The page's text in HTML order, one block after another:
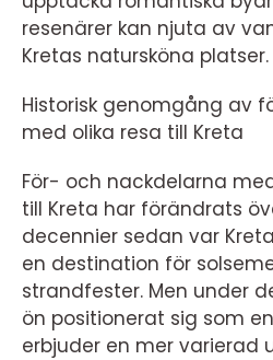
resenärer kan njuta av
Kretas natursköna platser.
Historisk genomgång av
med olika resa till Kreta
För- och nackdelarna
till Kreta har förändrats
decennier sedan var
en destination för
strandfester. Men under
ön positionerat sig som
erbjuder en mer varierad